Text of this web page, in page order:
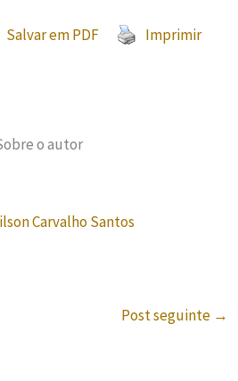
Salvar em PDF Imprimir
o autor
Carvalho Santos
Post seguinte →